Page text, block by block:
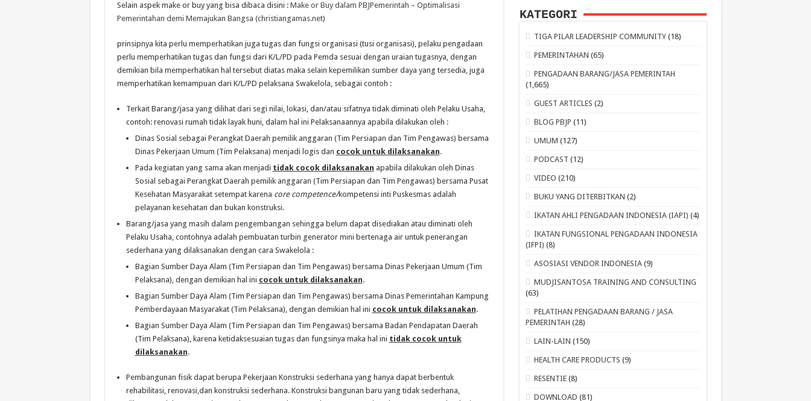
Selain aspek make or buy yang bisa dibaca disini : Make or Buy dalam PBJPemerintah – Optimalisasi
Pemerintahan demi Memajukan Bangsa (christiangamas.net)
prinsipnya kita perlu memperhatikan juga tugas dan fungsi organisasi (tusi organisasi), pelaku pengadaan
perlu memperhatikan tugas dan fungsi dari K/L/PD pada Pemda sesuai dengan uraian tugasnya, dengan
demikian bila memperhatikan hal tersebut diatas maka selain kepemilikan sumber daya yang tersedia, juga
memperhatikan kemampuan dari K/L/PD pelaksana Swakelola, sebagai contoh :
Terkait Barang/jasa yang dilihat dari segi nilai, lokasi, dan/atau sifatnya tidak diminati oleh Pelaku Usaha,
contoh: renovasi rumah tidak layak huni, dalam hal ini Pelaksanaannya apabila dilakukan oleh :
Dinas Sosial sebagai Perangkat Daerah pemilik anggaran (Tim Persiapan dan Tim Pengawas) bersama
Dinas Pekerjaan Umum (Tim Pelaksana) menjadi logis dan cocok untuk dilaksanakan.
Pada kegiatan yang sama akan menjadi tidak cocok dilaksanakan apabila dilakukan oleh Dinas
Sosial sebagai Perangkat Daerah pemilik anggaran (Tim Persiapan dan Tim Pengawas) bersama Pusat
Kesehatan Masyarakat setempat karena core competence/kompetensi inti Puskesmas adalah
pelayanan kesehatan dan bukan konstruksi.
Barang/jasa yang masih dalam pengembangan sehingga belum dapat disediakan atau diminati oleh
Pelaku Usaha, contohnya adalah pembuatan turbin generator mini bertenaga air untuk penerangan
sederhana yang dilaksanakan dengan cara Swakelola :
Bagian Sumber Daya Alam (Tim Persiapan dan Tim Pengawas) bersama Dinas Pekerjaan Umum (Tim
Pelaksana), dengan demikian hal ini cocok untuk dilaksanakan.
Bagian Sumber Daya Alam (Tim Persiapan dan Tim Pengawas) bersama Dinas Pemerintahan Kampung
Pemberdayaan Masyarakat (Tim Pelaksana), dengan demikian hal ini cocok untuk dilaksanakan.
Bagian Sumber Daya Alam (Tim Persiapan dan Tim Pengawas) bersama Badan Pendapatan Daerah
(Tim Pelaksana), karena ketidaksesuaian tugas dan fungsinya maka hal ini tidak cocok untuk
dilaksanakan.
Pembangunan fisik dapat berupa Pekerjaan Konstruksi sederhana yang hanya dapat berbentuk
rehabilitasi, renovasi,dan konstruksi sederhana. Konstruksi bangunan baru yang tidak sederhana,
KATEGORI
TIGA PILAR LEADERSHIP COMMUNITY (18)
PEMERINTAHAN (65)
PENGADAAN BARANG/JASA PEMERINTAH
(1,665)
GUEST ARTICLES (2)
BLOG PBJP (11)
UMUM (127)
PODCAST (12)
VIDEO (210)
BUKU YANG DITERBITKAN (2)
IKATAN AHLI PENGADAAN INDONESIA (IAPI) (4)
IKATAN FUNGSIONAL PENGADAAN INDONESIA
(IFPI) (8)
ASOSIASI VENDOR INDONESIA (9)
MUDJISANTOSA TRAINING AND CONSULTING
(63)
PELATIHAN PENGADAAN BARANG / JASA
PEMERINTAH (28)
LAIN-LAIN (150)
HEALTH CARE PRODUCTS (9)
RESENTIE (8)
DOWNLOAD (81)